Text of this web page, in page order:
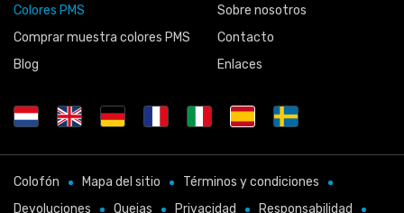
Colores PMS
Comprar muestra colores PMS
Blog
Sobre nosotros
Contacto
Enlaces
Colofón Mapa del sitio
Términos y condiciones
Devoluciones
Quejas Privacidad Responsabilidad